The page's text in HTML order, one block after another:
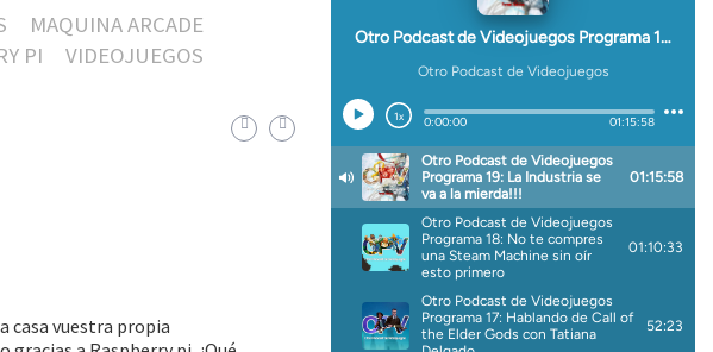
MAQUINA ARCADE
PI
VIDEOJUEGOS
casa vuestra propia